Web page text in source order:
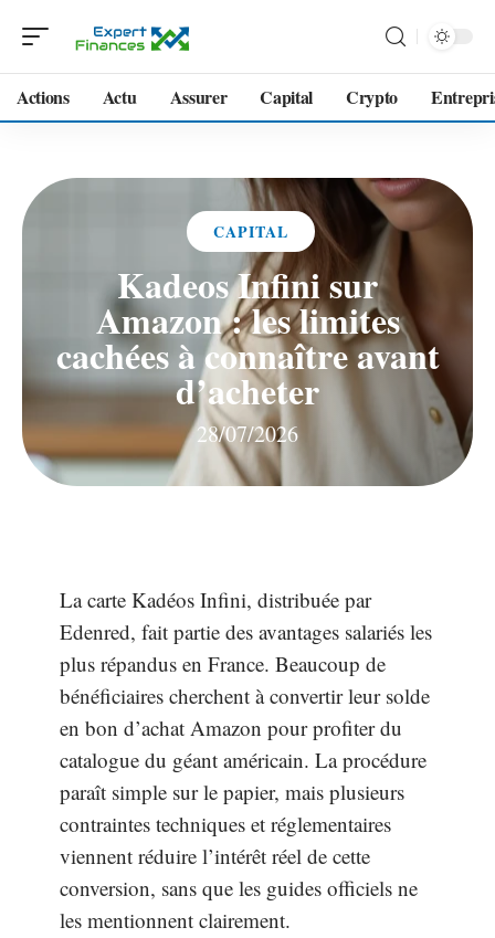
Actions Actu Assurer Capital Crypto
CAPITAL
Kadeos Infini sur
Amazon : les limites
cachées à connaître avant
d’acheter
28/07/2026
La carte Kadéos Infini, distribuée par
Edenred, fait partie des avantages salariés les
plus répandus en France. Beaucoup de
bénéficiaires cherchent à convertir leur solde
en bon d’achat Amazon pour profiter du
catalogue du géant américain. La procédure
paraît simple sur le papier, mais plusieurs
contraintes techniques et réglementaires
viennent réduire l’intérêt réel de cette
conversion, sans que les guides officiels ne
les mentionnent clairement.